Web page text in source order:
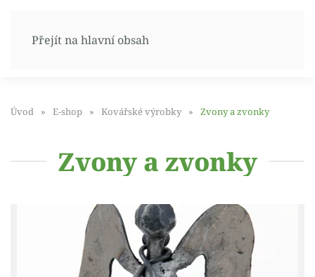
Přejít na hlavní obsah
Úvod E-shop Kovářské výrobky Zvony a zvonky
Zvony a zvonky